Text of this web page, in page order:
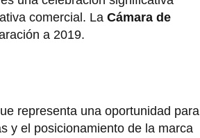
comercial. La Cámara de
a 2019.
representa una oportunidad para
y el posicionamiento de la marca